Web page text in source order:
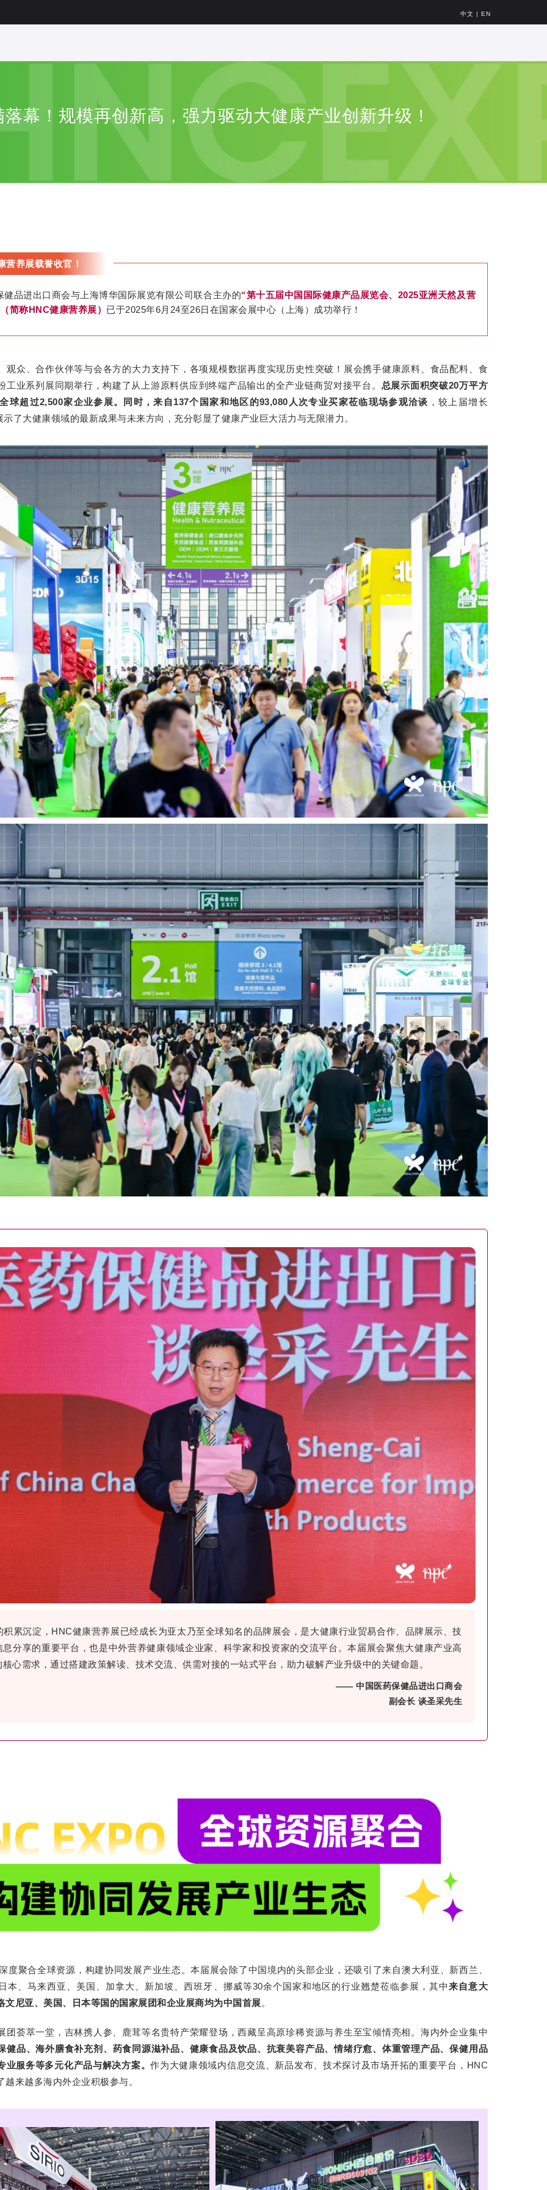
中文 | EN
幕！规模再创新高，强力驱动大健康产业创新升级！
营养展载誉收官！
健品进出口商会与上海博华国际展览有限公司联合主办的“第十五届中国国际健康产品展览会、2025亚洲天然及营
简称HNC健康营养展） 已于2025年6月24至26日在国家会展中心（上海）成功举行！
观众、合作伙伴等与会各方的大力支持下，各项规模数据再度实现历史性突破！展会携手健康原料、食品配料、食
工业系列展同期举行，构建了从上游原料供应到终端产品输出的全产业链商贸对接平台。 总展示面积突破20万平方
球超过2,500家企业参展。同时，来自137个国家和地区的93,080人次专业买家莅临现场参观洽谈 ，较上届增长
了大健康领域的最新成果与未来方向，充分彰显了健康产业巨大活力与无限潜力。
积累沉淀，HNC健康营养展已经成长为亚太乃至全球知名的品牌展会，是大健康行业贸易合作、品牌展示、技
息分享的重要平台，也是中外营养健康领域企业家、科学家和投资家的交流平台。本届展会聚焦大健康产业高
心需求，通过搭建政策解读、技术交流、供需对接的一站式平台，助力破解产业升级中的关键命题。
—— 中国医药保健品进出口商会
副会长 谈圣采先生
度聚合全球资源，构建协同发展产业生态。本届展会除了中国境内的头部企业，还吸引了来自澳大利亚、新西兰、
本、马来西亚、美国、加拿大、新加坡、西班牙、挪威等30余个国家和地区的行业翘楚莅临参展，其中来自意大
文尼亚、美国、日本等国的国家展团和企业展商均为中国首展。
团荟萃一堂，吉林携人参、鹿茸等名贵特产荣耀登场，西藏呈高原珍稀资源与养生至宝倾情亮相。海内外企业集中
健品、海外膳食补充剂、药食同源滋补品、健康食品及饮品、抗衰美容产品、情绪疗愈、体重管理产品、保健用品
业服务等多元化产品与解决方案。作为大健康领域内信息交流、新品发布、技术探讨及市场开拓的重要平台，HNC
越来越多海内外企业积极参与。